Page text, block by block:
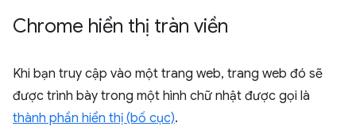
Chrome hiển thị tràn viền
Khi bạn truy cập vào một trang web, trang web đó sẽ
được trình bày trong một hình chữ nhật được gọi là
thành phần hiển thị (bố cục).